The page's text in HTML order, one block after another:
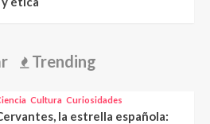
Trending
Cultura Curiosidades
la estrella española: